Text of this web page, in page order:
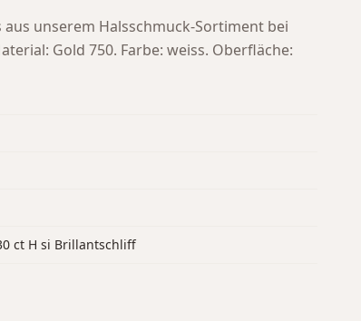
aus unserem Halsschmuck-Sortiment bei
Gold 750. Farbe: weiss. Oberfläche:
ct H si Brillantschliff